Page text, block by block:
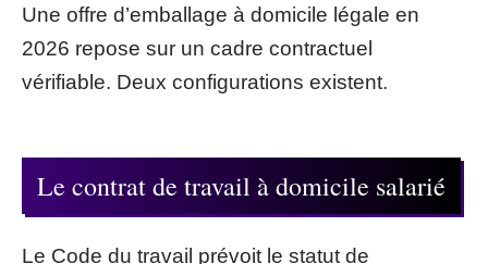
Une offre d’emballage à domicile légale en
2026 repose sur un cadre contractuel
vérifiable. Deux configurations existent.
Le contrat de travail à domicile salarié
Le Code du travail prévoit le statut de